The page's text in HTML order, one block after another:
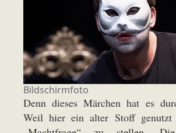
Bildschirmfoto
Denn dieses Märchen hat es
Weil hier ein alter Stoff